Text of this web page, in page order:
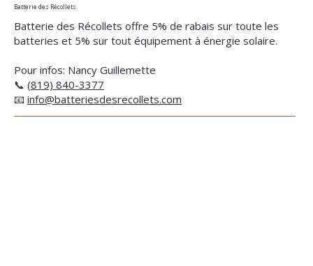
Batterie des Récollets
Batterie des Récollets offre 5% de rabais sur toute les
batteries et 5% sur tout équipement à énergie solaire.
Pour infos: Nancy Guillemette
📞 (819) 840-3377
📧 info@batteriesdesrecollets.com